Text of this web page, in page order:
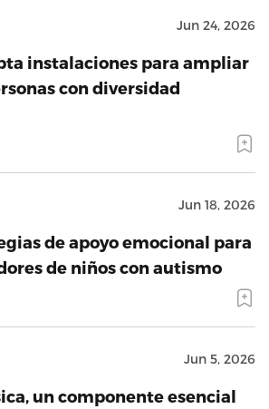
Jun 24, 2026
instalaciones para ampliar
con diversidad
Jun 18, 2026
de apoyo emocional para
de niños con autismo
Jun 5, 2026
un componente esencial